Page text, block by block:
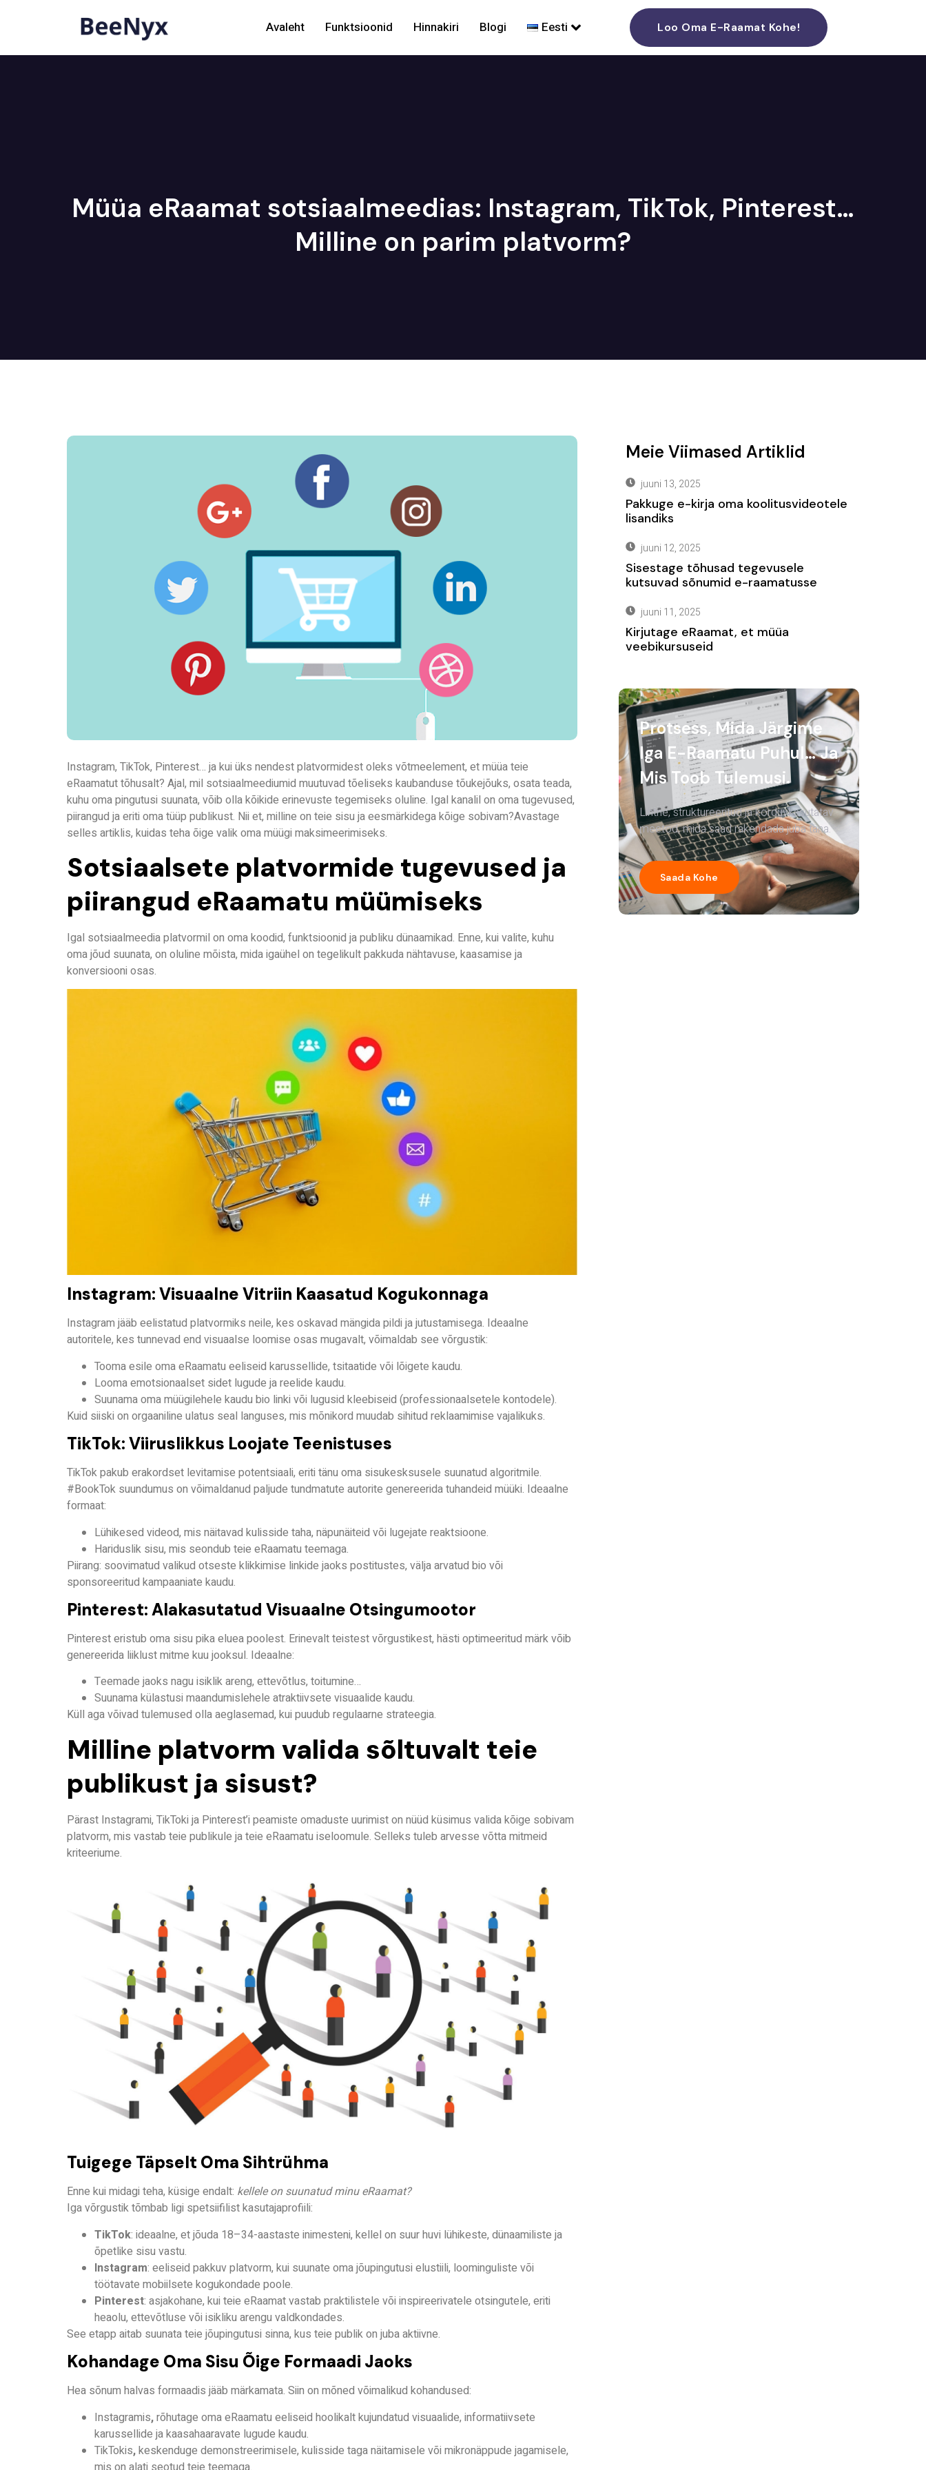
Avaleht Funktsioonid Hinnakiri Blogi Eesti Loo Oma E-Raamat Kohe!
Müüa eRaamat sotsiaalmeedias: Instagram, TikTok, Pinterest…
Milline on parim platvorm?
Instagram, TikTok, Pinterest… ja kui üks nendest platvormidest oleks võtmeelement, et müüa teie
eRaamatut tõhusalt? Ajal, mil sotsiaalmeediumid muutuvad tõeliseks kaubanduse tõukejõuks, osata teada,
kuhu oma pingutusi suunata, võib olla kõikide erinevuste tegemiseks oluline. Igal kanalil on oma tugevused,
piirangud ja eriti oma tüüp publikust. Nii et, milline on teie sisu ja eesmärkidega kõige sobivam?Avastage
selles artiklis, kuidas teha õige valik oma müügi maksimeerimiseks.
Sotsiaalsete platvormide tugevused ja
piirangud eRaamatu müümiseks
Igal sotsiaalmeedia platvormil on oma koodid, funktsioonid ja publiku dünaamikad. Enne, kui valite, kuhu
oma jõud suunata, on oluline mõista, mida igaühel on tegelikult pakkuda nähtavuse, kaasamise ja
konversiooni osas.
Instagram: Visuaalne Vitriin Kaasatud Kogukonnaga
Instagram jääb eelistatud platvormiks neile, kes oskavad mängida pildi ja jutustamisega. Ideaalne
autoritele, kes tunnevad end visuaalse loomise osas mugavalt, võimaldab see võrgustik:
Tooma esile oma eRaamatu eeliseid karussellide, tsitaatide või lõigete kaudu.
Looma emotsionaalset sidet lugude ja reelide kaudu.
Suunama oma müügilehele kaudu bio linki või lugusid kleebiseid (professionaalsetele kontodele).
Kuid siiski on orgaaniline ulatus seal languses, mis mõnikord muudab sihitud reklaamimise vajalikuks.
TikTok: Viiruslikkus Loojate Teenistuses
TikTok pakub erakordset levitamise potentsiaali, eriti tänu oma sisukesksusele suunatud algoritmile.
#BookTok suundumus on võimaldanud paljude tundmatute autorite genereerida tuhandeid müüki. Ideaalne
formaat:
Lühikesed videod, mis näitavad kulisside taha, näpunäiteid või lugejate reaktsioone.
Hariduslik sisu, mis seondub teie eRaamatu teemaga.
Piirang: soovimatud valikud otseste klikkimise linkide jaoks postitustes, välja arvatud bio või
sponsoreeritud kampaaniate kaudu.
Pinterest: Alakasutatud Visuaalne Otsingumootor
Pinterest eristub oma sisu pika eluea poolest. Erinevalt teistest võrgustikest, hästi optimeeritud märkvõib
genereerida liiklust mitme kuu jooksul. Ideaalne:
Teemade jaoks nagu isiklik areng, ettevõtlus, toitumine…
Suunama külastusi maandumislehele atraktiivsete visuaalide kaudu.
Küll aga võivad tulemused olla aeglasemad, kui puudub regulaarne strateegia.
Milline platvorm valida sõltuvalt teie
publikust ja sisust?
Pärast Instagrami, TikToki ja Pinterest’i peamiste omaduste uurimist on nüüd küsimus valida kõige sobivam
platvorm, mis vastab teie publikule ja teie eRaamatu iseloomule. Selleks tuleb arvesse võtta mitmeid
kriteeriume.
Tuigege Täpselt Oma Sihtrühma
Enne kui midagi teha, küsige endalt: kellele on suunatud minu eRaamat?
Iga võrgustik tõmbab ligi spetsiifilist kasutajaprofiili:
TikTok: ideaalne, et jõuda 18–34-aastaste inimesteni, kellel on suur huvi lühikeste, dünaamiliste ja
õpetlike sisu vastu.
Instagram: eeliseid pakkuv platvorm, kui suunate oma jõupingutusi elustiili, loominguliste või
töötavate mobiilsete kogukondade poole.
Pinterest: asjakohane, kui teie eRaamat vastab praktilistele või inspireerivatele otsingutele, eriti
heaolu, ettevõtluse või isikliku arengu valdkondades.
See etapp aitab suunata teie jõupingutusi sinna, kus teie publik on juba aktiivne.
Kohandage Oma Sisu Õige Formaadi Jaoks
Hea sõnum halvas formaadis jääb märkamata. Siin on mõned võimalikud kohandused:
Instagramis,rõhutage oma eRaamatu eeliseid hoolikalt kujundatud visuaalide, informatiivsete
karussellide ja kaasahaaravate lugude kaudu.
TikTokis,keskenduge demonstreerimisele, kulisside taga näitamisele või mikronäppude jagamisele,
Meie Viimased Artiklid
juuni 13, 2025
Pakkuge e-kirja oma koolitusvideotele
lisandiks
juuni 12, 2025
Sisestage tõhusad tegevusele
kutsuvad sõnumid e-raamatusse
juuni 11, 2025
Kirjutage eRaamat, et müüa
veebikursuseid
Protsess, Mida Järgime
Iga E-Raamatu Puhul… Ja
Mis Toob Tulemusi.
Lihtne, struktureeritud ja korduvkasutatav
meetod, mida saad rakendada juba täna.
Saada Kohe